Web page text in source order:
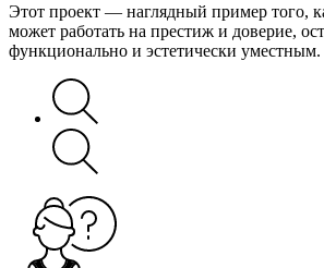
Этот проект — наглядный пример того,
может работать на престиж и доверие,
функционально и эстетически уместным.